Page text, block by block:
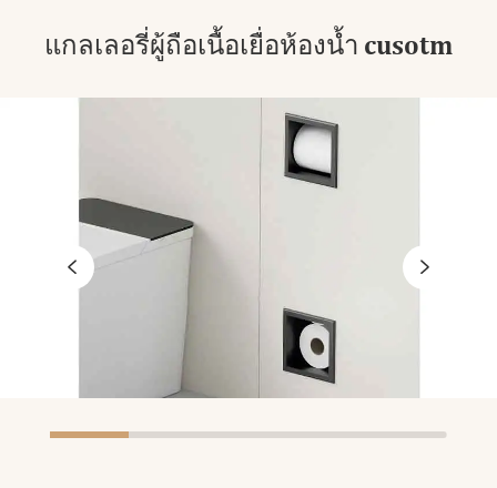
แกลเลอรี่ผู้ถือเนื้อเยื่อห้องน้ำ cusotm
 